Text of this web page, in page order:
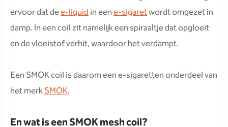
ervoor dat dee-liquidin eene-sigaretwordt omgezet in
damp. In een coil zit namelijk een spiraaltje dat opgloeit
en de vloeistof verhit, waardoor het verdampt.
Een SMOK coil is daarom een e-sigaretten onderdeel van
het merkSMOK.
En wat is een SMOK mesh coil?